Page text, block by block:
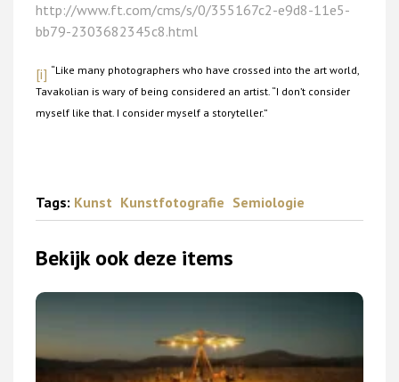
http://www.ft.com/cms/s/0/355167c2-e9d8-11e5-
bb79-2303682345c8.html
[i] “Like many photographers who have crossed into the art world,
Tavakolian is wary of being considered an artist. “I don’t consider
myself like that. I consider myself a storyteller.”
Tags: Kunst Kunstfotografie Semiologie
Bekijk ook deze items